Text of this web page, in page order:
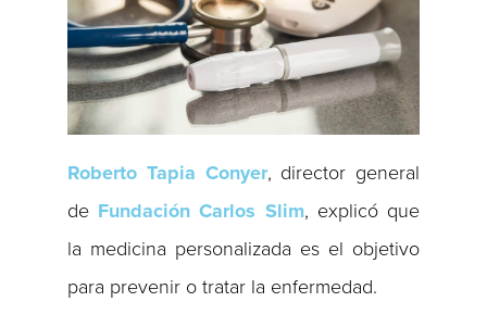
Roberto Tapia Conyer, director general
de Fundación Carlos Slim, explicó que
la medicina personalizada es el objetivo
para prevenir o tratar la enfermedad.